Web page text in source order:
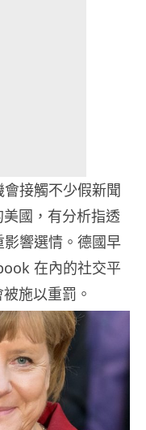
接觸不少假新聞
國，有分析指透
響選情。德國早
在內的社交平
施以重罰。